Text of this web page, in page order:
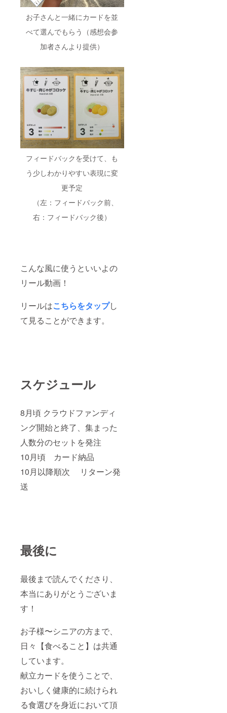
お子さんと一緒にカードを並
べて選んでもらう（感想会参
加者さんより提供）
フィードバックを受けて、も
う少しわかりやすい表現に変
更予定
（左：フィードバック前、
右：フィードバック後）
こんな風に使うといいよの
リール動画！
リールはこちらをタップし
て見ることができます。
スケジュール
8月頃 クラウドファンディ
ング開始と終了、集まった
人数分のセットを発注
10月頃 カード納品
10月以降順次 リターン発
送
最後に
最後まで読んでくださり、
本当にありがとうございま
す！
お子様〜シニアの方まで、
日々【食べること】は共通
しています。
献立カードを使うことで、
おいしく健康的に続けられ
る食選びを身近において頂